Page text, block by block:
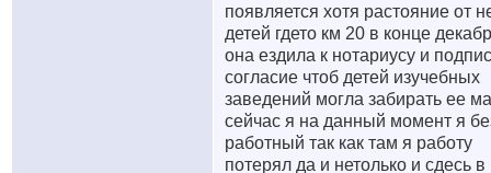
появляется хотя растояние от
детей гдето км 20 в конце
она ездила к нотариусу и
согласие чтоб детей изучебных
заведений могла забирать ее
сейчас я на данный момент я
работный так как там я работу
потерял да и нетолько и сдесь в